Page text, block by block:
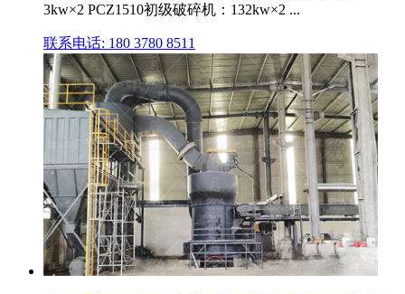
3kw×2 PCZ1510初级破碎机：132kw×2 ...
联系电话: 180 3780 8511